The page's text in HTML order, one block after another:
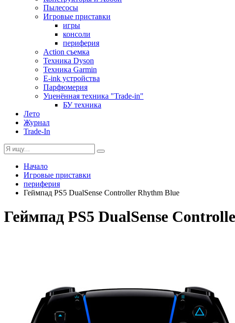
Пылесосы
Игровые приставки
игры
консоли
периферия
Action съемка
Техника Dyson
Техника Garmin
E-ink устройства
Парфюмерия
Уценённая техника "Trade-in"
БУ техника
Лето
Журнал
Trade-In
Начало
Игровые приставки
периферия
Геймпад PS5 DualSense Controller Rhythm Blue
Геймпад PS5 DualSense